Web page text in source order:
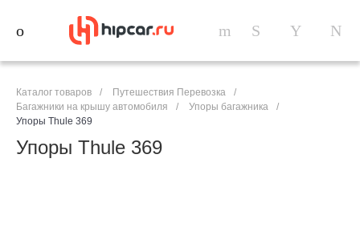
Каталог товаров / Путешествия Перевозка
/
Багажники на крышу автомобиля
/ Упоры багажника
/
Упоры Thule 369
Упоры Thule 369